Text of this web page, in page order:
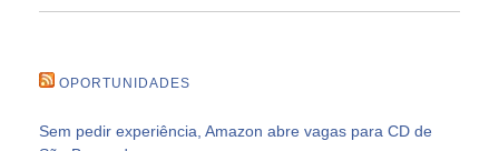
OPORTUNIDADES
Sem pedir experiência, Amazon abre vagas para CD de